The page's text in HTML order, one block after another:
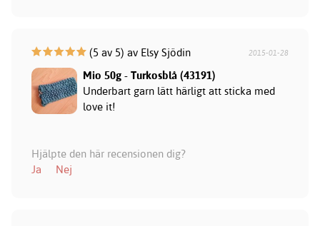
(5 av 5) av Elsy Sjödin 2015-01-28
Mio 50g - Turkosblå (43191)
Underbart garn lätt härligt att sticka med
love it!
Hjälpte den här recensionen dig?
Ja
Nej